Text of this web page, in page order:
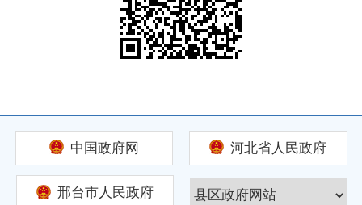
中国政府网 河北省人民政府
邢台市人民政府